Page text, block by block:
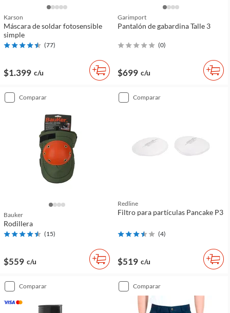
Karson
Máscara de soldar fotosensible
simple
(77)
$1.399 c/u
Garimport
Pantalón de gabardina Talle 3
(0)
$699 c/u
comparar
Bauker
Rodillera
(15)
$559 c/u
comparar
Redline
Filtro para partículas Pancake P3
(4)
$519 c/u
comparar comparar